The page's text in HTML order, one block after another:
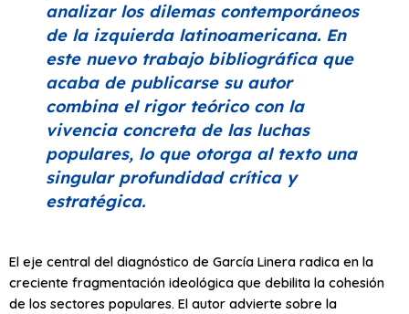
analizar los dilemas contemporáneos
de la izquierda latinoamericana. En
este nuevo trabajo bibliográfica que
acaba de publicarse su autor
combina el rigor teórico con la
vivencia concreta de las luchas
populares, lo que otorga al texto una
singular profundidad crítica y
estratégica.
El eje central del diagnóstico de García Linera radica en la
creciente fragmentación ideológica que debilita la cohesión
de los sectores populares. El autor advierte sobre la